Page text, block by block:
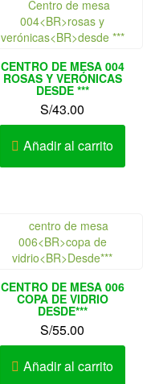
CENTRO DE MESA 004
ROSAS Y VERÓNICAS
DESDE ***
S/43.00
Añadir al carrito
CENTRO DE MESA 006
COPA DE VIDRIO
DESDE***
S/55.00
Añadir al carrito